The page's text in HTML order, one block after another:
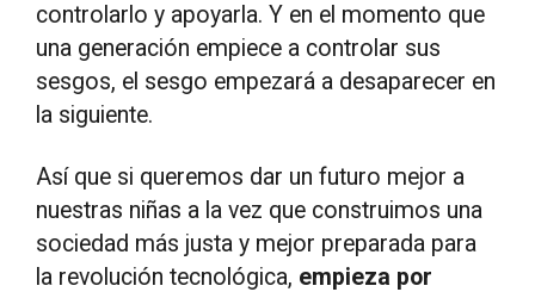
controlarlo y apoyarla. Y en el momento que
una generación empiece a controlar sus
sesgos, el sesgo empezará a desaparecer en
la siguiente.
Así que si queremos dar un futuro mejor a
nuestras niñas a la vez que construimos una
sociedad más justa y mejor preparada para
la revolución tecnológica, empieza por